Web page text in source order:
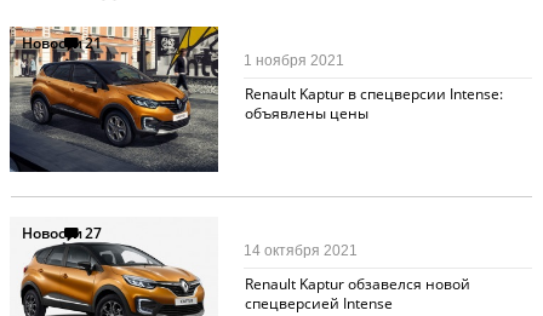
Новости21
Renault Kaptur в спецверсии Intense:
объявлены цены
1 ноября 2021
Новости27
Renault Kaptur обзавелся новой
спецверсией Intense
14 октября 2021